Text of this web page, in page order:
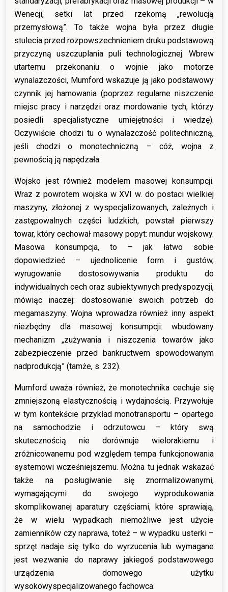
Wenecji, setki lat przed rzekomą „rewolucją
przemysłową”. To także wojna była przez długie
stulecia przed rozpowszechnieniem druku podstawową
przyczyną uszczuplania puli technologicznej. Wbrew
utartemu przekonaniu o wojnie jako motorze
wynalazczości, Mumford wskazuje ją jako podstawowy
czynnik jej hamowania (poprzez regularne niszczenie
miejsc pracy i narzędzi oraz mordowanie tych, którzy
posiedli specjalistyczne umiejętności i wiedzę).
Oczywiście chodzi tu o wynalazczość politechniczną,
jeśli chodzi o monotechniczną – cóż, wojna z
pewnością ją napędzała.
Wojsko jest również modelem masowej konsumpcji.
Wraz z powrotem wojska w XVI w. do postaci wielkiej
maszyny, złożonej z wyspecjalizowanych, zależnych i
zastępowalnych części ludzkich, powstał pierwszy
towar, który cechował masowy popyt: mundur wojskowy.
Masowa konsumpcja, to – jak łatwo sobie
dopowiedzieć – ujednolicenie form i gustów,
wyrugowanie dostosowywania produktu do
indywidualnych cech oraz subiektywnych predyspozycji,
mówiąc inaczej: dostosowanie swoich potrzeb do
megamaszyny. Wojna wprowadza również inny aspekt
niezbędny dla masowej konsumpcji: wbudowany
mechanizm „zużywania i niszczenia towarów jako
zabezpieczenie przed bankructwem spowodowanym
nadprodukcją” (tamże, s. 232).
Mumford uważa również, że monotechnika cechuje się
zmniejszoną elastycznością i wydajnością. Przywołuje
w tym kontekście przykład monotransportu – opartego
na samochodzie i odrzutowcu – który swą
skutecznością nie dorównuje wielorakiemu i
zróżnicowanemu pod względem tempa funkcjonowania
systemowi wcześniejszemu. Można tu jednak wskazać
także na posługiwanie się znormalizowanymi,
wymagającymi do swojego wyprodukowania
skomplikowanej aparatury częściami, które sprawiają,
że w wielu wypadkach niemożliwe jest użycie
zamienników czy naprawa, toteż – w wypadku usterki –
sprzęt nadaje się tylko do wyrzucenia lub wymagane
jest wezwanie do naprawy jakiegoś podstawowego
urządzenia domowego użytku
wysokowyspecjalizowanego fachowca.